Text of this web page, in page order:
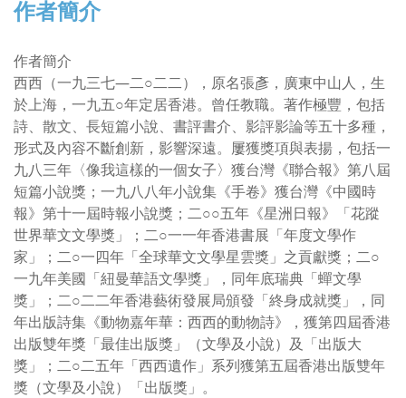
作者簡介
作者簡介
西西（一九三七—二○二二），原名張彥，廣東中山人，生
於上海，一九五○年定居香港。曾任教職。著作極豐，包括
詩、散文、長短篇小說、書評書介、影評影論等五十多種，
形式及內容不斷創新，影響深遠。屢獲獎項與表揚，包括一
九八三年〈像我這樣的一個女子〉獲台灣《聯合報》第八屆
短篇小說獎；一九八八年小說集《手卷》獲台灣《中國時
報》第十一屆時報小說獎；二○○五年《星洲日報》「花蹤
世界華文文學獎」；二○一一年香港書展「年度文學作
家」；二○一四年「全球華文文學星雲獎」之貢獻獎；二○
一九年美國「紐曼華語文學獎」，同年底瑞典「蟬文學
獎」；二○二二年香港藝術發展局頒發「終身成就獎」，同
年出版詩集《動物嘉年華：西西的動物詩》，獲第四屆香港
出版雙年獎「最佳出版獎」（文學及小說）及「出版大
獎」；二○二五年「西西遺作」系列獲第五屆香港出版雙年
獎（文學及小說）「出版獎」。